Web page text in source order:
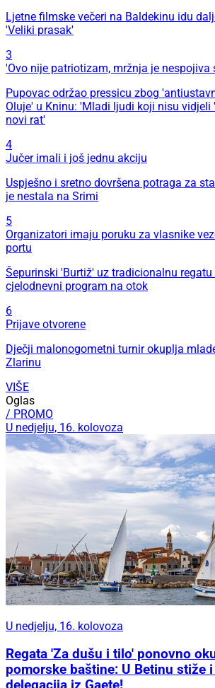
Ljetne filmske večeri na Baldekinu idu
'Veliki prasak'
3
'Ovo nije patriotizam, mržnja je nespojiva
Pupovac održao pressicu zbog
Oluje' u Kninu: 'Mladi ljudi koji nisu vidjeli
novi rat'
4
Jučer imali i još jednu akciju
Uspješno i sretno dovršena potraga za
je nestala na Srimi
5
Organizatori imaju poruku za vlasnike
portu
Šepurinski 'Burtiž' uz tradicionalnu
cjelodnevni program na otok
6
Prijave otvorene
Dječji malonogometni turnir okuplja
Zlarinu
VIŠE
Oglas
/ PROMO
U nedjelju, 16. kolovoza
U nedjelju, 16. kolovoza
Regata 'Za dušu i tilo' ponovno
pomorske baštine: U Betinu stiže